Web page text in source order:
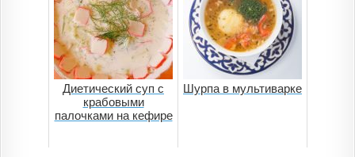
Диетический суп с
крабовыми
палочками на кефире
Шурпа в мультиварке